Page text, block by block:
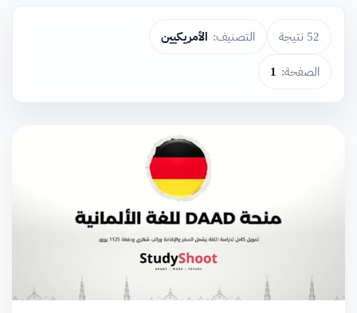
52 نتيجة التصنيف: الأمريكيين
الصفحة: 1